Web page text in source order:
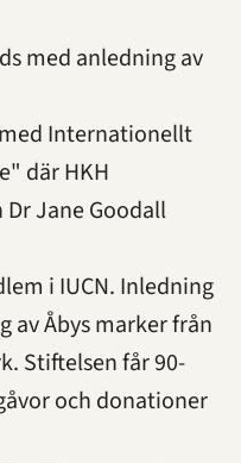
med anledning av
Internationellt
där HKH
Jane Goodall
i IUCN. Inledning
av Åbys marker från
Stiftelsen får 90-
och donationer